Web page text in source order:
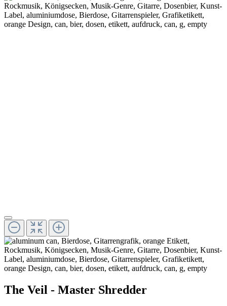
The Veil - Master Shredder